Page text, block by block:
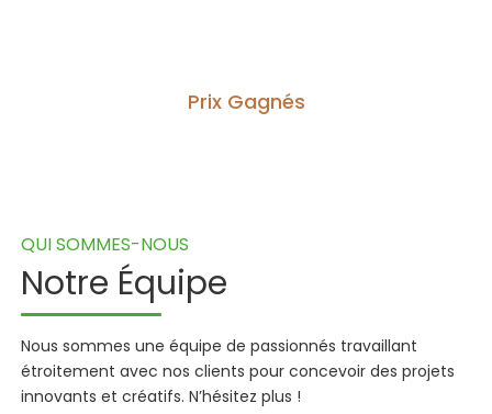
Prix Gagnés
QUI SOMMES-NOUS
Notre Équipe
Nous sommes une équipe de passionnés travaillant
étroitement avec nosclients pour concevoir des projets
innovants et créatifs. N’hésitez plus !